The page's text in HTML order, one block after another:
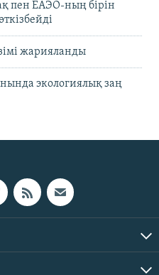
пен ЕАЭО-ның бірін
жарияланды
экологиялық заң